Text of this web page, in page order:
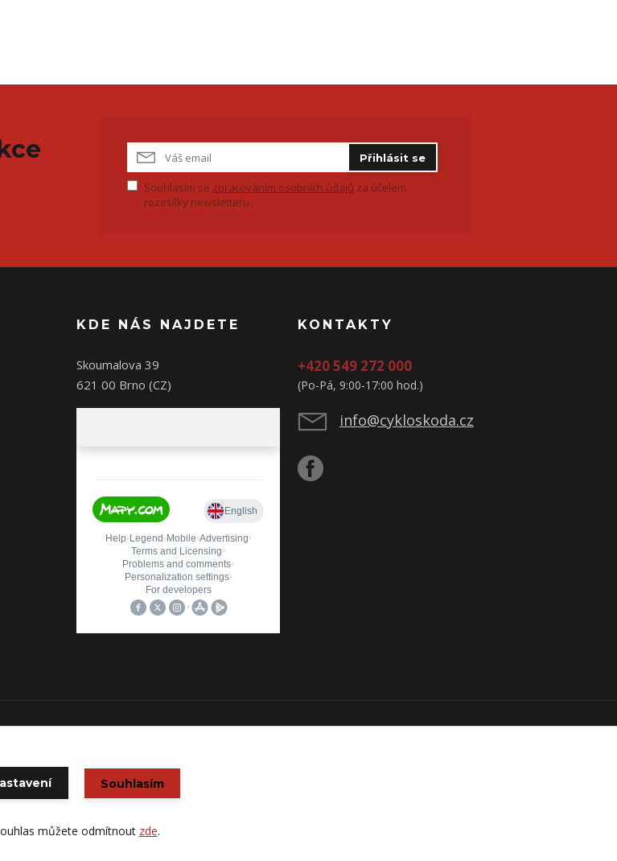
Přihlásit se
Souhlasím se zpracováním osobních údajů za účelem
rozesílky newsletteru.
KDE NÁS NAJDETE
Skoumalova 39
621 00 Brno (CZ)
KONTAKTY
+420 549 272 000
(Po-Pá, 9:00-17:00 hod.)
info@cykloskoda.cz
na
Eshop-rychle.cz
Souhlasím
můžete odmítnout zde.